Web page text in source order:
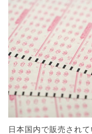
日本国内で販売され